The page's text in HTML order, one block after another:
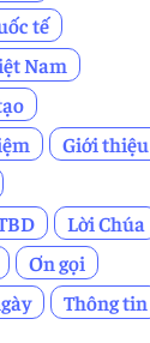
tế
Nam
Giới thiệu
Lời Chúa
Ơn gọi
Thông tin